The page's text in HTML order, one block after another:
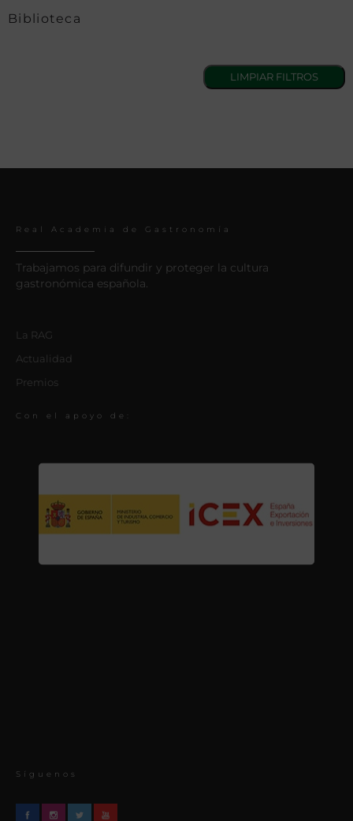
Biblioteca
Real Academia de Gastronomía
Trabajamos para difundir y proteger la cultura
gastronómica española.
La RAG
Actualidad
Premios
Con el apoyo de:
Síguenos